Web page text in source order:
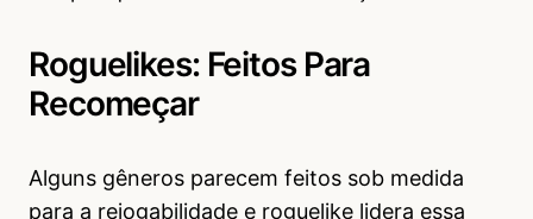
Roguelikes: Feitos Para
Recomeçar
Alguns gêneros parecem feitos sob medida
para a rejogabilidade e roguelike lidera essa